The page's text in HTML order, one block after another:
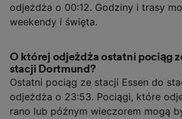
odjeżdża o 00:12. Godziny i trasy
weekendy i święta.
O której odjeżdża ostatni pociąg
stacji Dortmund?
Ostatni pociąg ze stacji Essen do
odjeżdża o 23:53. Pociągi, które
rano lub późnym wieczorem mogą